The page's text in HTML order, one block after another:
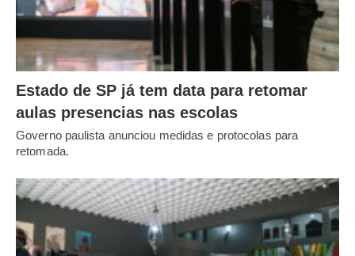
Estado de SP já tem data para retomar
aulas presencias nas escolas
Governo paulista anunciou medidas e protocolas para
retomada.